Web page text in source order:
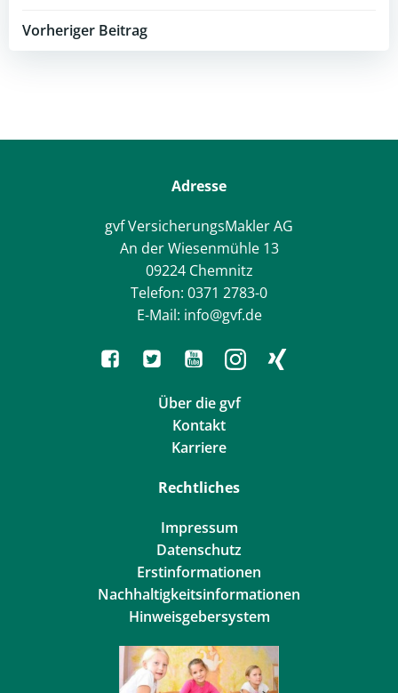
Post
Vorheriger Beitrag
Adresse
gvf VersicherungsMakler AG
An der Wiesenmühle 13
09224 Chemnitz
Telefon: 0371 2783-0
E-Mail: info@gvf.de
Über die gvf
Kontakt
Karriere
Rechtliches
Impressum
Datenschutz
Erstinformationen
Nachhaltigkeitsinformationen
Hinweisgebersystem